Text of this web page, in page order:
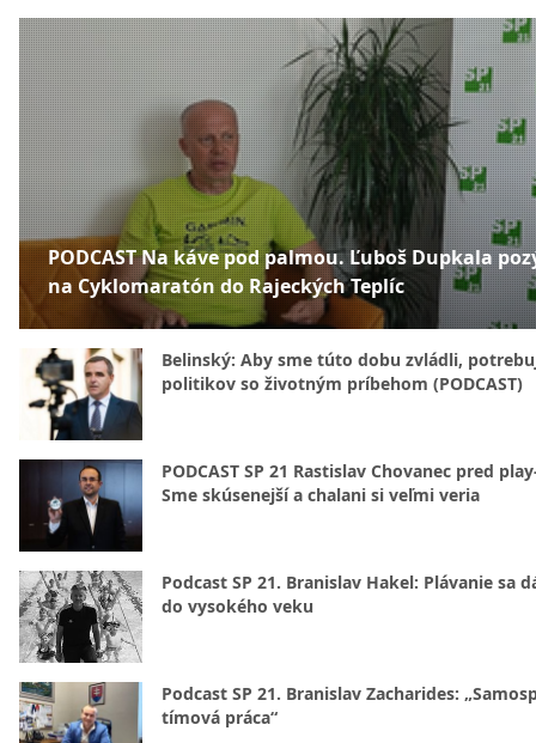
PODCAST Na káve pod palmou. Ľuboš Dupkala
na Cyklomaratón do Rajeckých Teplíc
Belinský: Aby sme túto dobu zvládli,
politikov so životným príbehom (PODCAST)
PODCAST SP 21 Rastislav Chovanec pred
Sme skúsenejší a chalani si veľmi veria
Podcast SP 21. Branislav Hakel: Plávanie sa
do vysokého veku
Podcast SP 21. Branislav Zacharides:
tímová práca“